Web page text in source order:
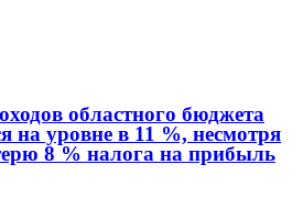
областного бюджета
на уровне в 11 %, несмотря
8 % налога на прибыль